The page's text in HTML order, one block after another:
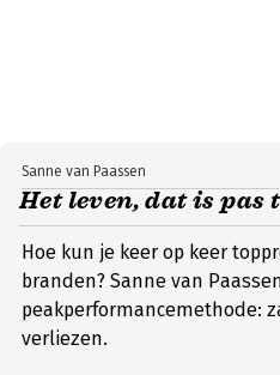
Het leven, dat is pas
Sanne van Paassen
Hoe kun je keer op keer
branden? Sanne van
peakperformancemethode:
verliezen.